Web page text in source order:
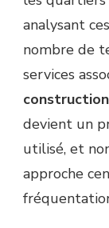
analysant
nombre de
services
devient un
utilisé, et
approche